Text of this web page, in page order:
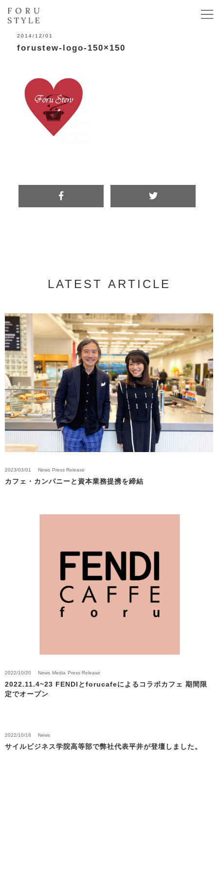
2014/12/01
forustew-logo-150×150
LATEST ARTICLE
2023/03/01 News Press Release
カフェ・カンパニーと資本業務提携を締結
2022/10/20 News Media Press Release
2022.11.4~23 FENDIとforucafeによるコラボカフェ 期間限
定でオープン
2022/10/18 News
サイルビジネス学院高等部で弊社代表平井が登壇しました。